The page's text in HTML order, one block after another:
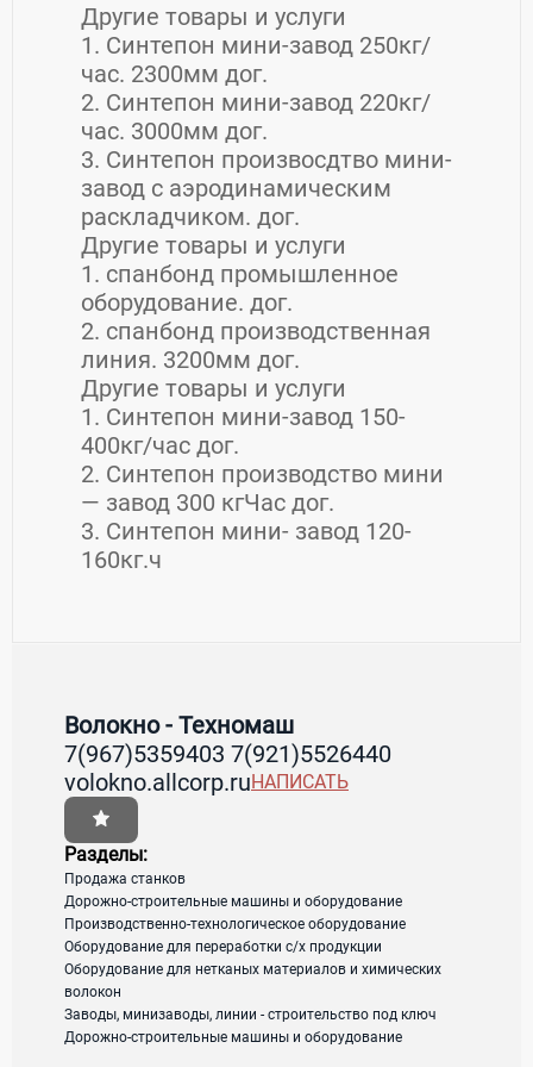
Другие товары и услуги
1. Синтепон мини-завод 250кг/
час. 2300мм дог.
2. Синтепон мини-завод 220кг/
час. 3000мм дог.
3. Синтепон произвосдтво мини-
завод с аэродинамическим
раскладчиком. дог.
Другие товары и услуги
1. спанбонд промышленное
оборудование. дог.
2. спанбонд производственная
линия. 3200мм дог.
Другие товары и услуги
1. Синтепон мини-завод 150-
400кг/час дог.
2. Синтепон производство мини
— завод 300 кгЧас дог.
3. Синтепон мини- завод 120-
160кг.ч
Страна:Россия
Адрес:Санкт-петербург . малоохтинский пр-
загрузка карты...
28.01.2014 | Технология
производства Спанбонд:
сырья для производства
спанбонда используются
волокнообразующие полимеры с широким
молекулярно-массовым распределением,
такие как полипропилен (ПП),
полиэтелентерефталат (ПЭТФ), полиамид
Волокно - Техномаш
7(967)5359403 7(921)5526440
volokno.allcorp.ruНАПИСАТЬ
Разделы:
Продажа станков
Дорожно-строительные машины и оборудование
Производственно-технологическое оборудование
Оборудование для переработки с/х продукции
Оборудование для нетканых материалов и химических
волокон
Заводы, минизаводы, линии - строительство под ключ
Дорожно-строительные машины и оборудование